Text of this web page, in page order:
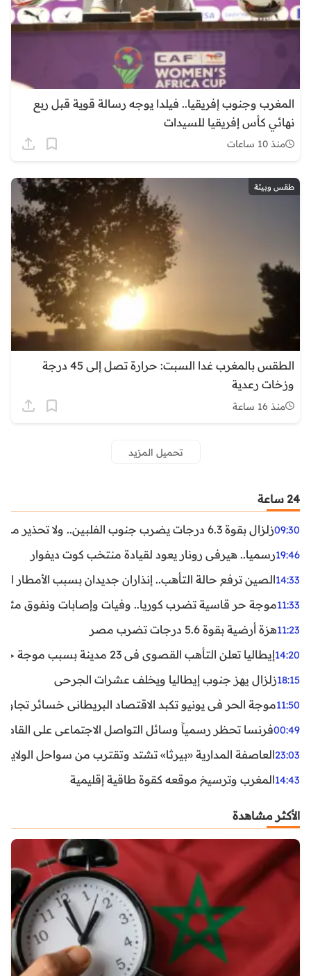
المغرب وجنوب إفريقيا.. فيلدا يوجه رسالة قوية قبل ربع
نهائي كأس إفريقيا للسيدات
منذ 10 ساعات
طقس وبيئة
الطقس بالمغرب غدا السبت: حرارة تصل إلى 45 درجة
وزخات رعدية
منذ 16 ساعة
تحميل المزيد
24 ساعة
09:30زلزال بقوة 6.3 درجات يضرب جنوب الفلبين.. ولا تحذير من تسونامي حتى الآن
19:46رسميا.. هيرفي رونار يعود لقيادة منتخب كوت ديفوار
14:33الصين ترفع حالة التأهب.. إنذاران جديدان بسبب الأمطار
11:33موجة حر قاسية تضرب كوريا.. وفيات وإصابات ونفوق مئات
11:23هزة أرضية بقوة 5.6 درجات تضرب مصر
14:20إيطاليا تعلن التأهب القصوى في 23 مدينة بسبب موجة حر شديدة
18:15زلزال يهز جنوب إيطاليا ويخلف عشرات الجرحى
11:50موجة الحر في يونيو تكبد الاقتصاد البريطاني خسائر تجاوزت 1.5 مليار
00:49فرنسا تحظر رسمياً وسائل التواصل الاجتماعي على القاصرين
23:03العاصفة المدارية «بيرثا» تشتد وتقترب من سواحل
14:43المغرب وترسيخ موقعه كقوة طاقية إقليمية
الأكثر مشاهدة